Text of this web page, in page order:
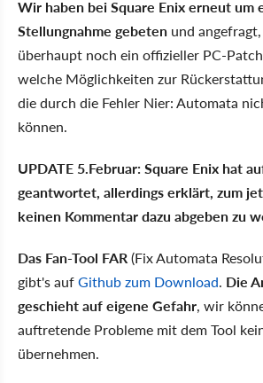
Wir haben bei Square Enix erneut um
Stellungnahme gebeten und
überhaupt noch ein offizieller PC-
welche Möglichkeiten zur
die durch die Fehler Nier: Automata
können.
UPDATE 5.Februar: Square Enix hat
geantwortet, allerdings erklärt, zum
keinen Kommentar dazu abgeben zu
Das Fan-Tool FAR(Fix Automata
gibt's aufGithub zum Download. Die
geschieht auf eigene Gefahr, wir
auftretende Probleme mit dem Tool
übernehmen.